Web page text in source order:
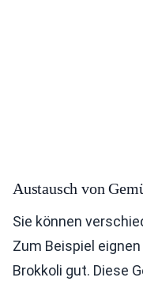
Austausch von
Sie können
Zum Beispiel
Brokkoli gut. Diese